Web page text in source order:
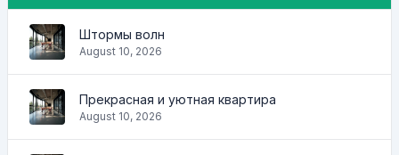
Штормы волн
August 10, 2026
Прекрасная и уютная квартира
August 10, 2026